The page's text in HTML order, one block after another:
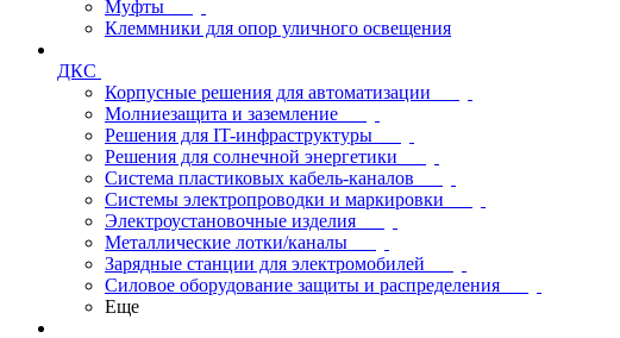
Муфты
Клеммники для опор уличного освещения
ДКС
Корпусные решения для автоматизации
Молниезащита и заземление
Решения для IT-инфраструктуры
Решения для солнечной энергетики
Система пластиковых кабель-каналов
Системы электропроводки и маркировки
Электроустановочные изделия
Металлические лотки/каналы
Зарядные станции для электромобилей
Силовое оборудование защиты и распределения
Еще